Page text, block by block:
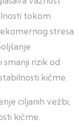
tokom
stresa
smanji rizik od
kičme.
ciljanih vežbi,
kičme.